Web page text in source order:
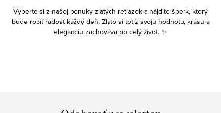
Vyberte si z našej ponuky zlatých retiazok a nájdite šperk, ktorý
bude robiť radosť každý deň. Zlato si totiž svoju hodnotu, krásu a
eleganciu zachováva po celý život. ✨